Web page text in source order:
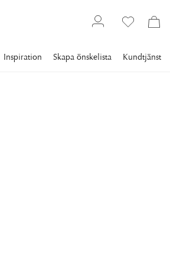
Inspiration Skapa önskelista Kundtjänst